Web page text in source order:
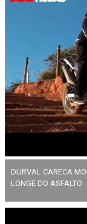
DURVAL CARECA
LONGE DO ASFALTO